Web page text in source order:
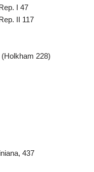
I 47
II 117
228)
437